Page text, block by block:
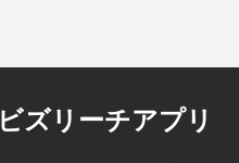
ビズリーチアプリ